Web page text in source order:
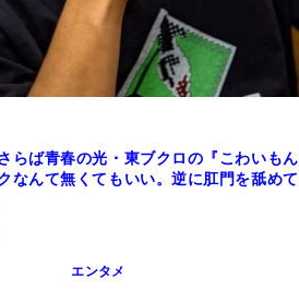
らば青春の光・東ブクロの『こわいもん
なんて無くてもいい。逆に肛門を舐めて
エンタメ